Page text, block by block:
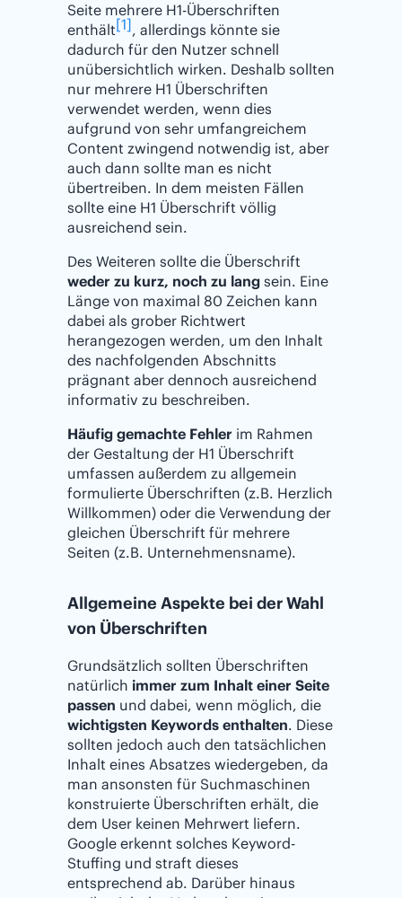
Seite mehrere H1-Überschriften
enthält[1], allerdings könnte sie
dadurch für den Nutzer schnell
unübersichtlich wirken. Deshalb sollten
nur mehrere H1 Überschriften
verwendet werden, wenn dies
aufgrund von sehr umfangreichem
Content zwingend notwendig ist, aber
auch dann sollte man es nicht
übertreiben. In dem meisten Fällen
sollte eine H1 Überschrift völlig
ausreichend sein.
Des Weiteren sollte die Überschrift
weder zu kurz, noch zu lang sein. Eine
Länge von maximal 80 Zeichen kann
dabei als grober Richtwert
herangezogen werden, um den Inhalt
des nachfolgenden Abschnitts
prägnant aber dennoch ausreichend
informativ zu beschreiben.
Häufig gemachte Fehler im Rahmen
der Gestaltung der H1 Überschrift
umfassen außerdem zu allgemein
formulierte Überschriften (z.B. Herzlich
Willkommen) oder die Verwendung der
gleichen Überschrift für mehrere
Seiten (z.B. Unternehmensname).
Allgemeine Aspekte bei der Wahl
von Überschriften
Grundsätzlich sollten Überschriften
natürlich immer zum Inhalt einer Seite
passen und dabei, wenn möglich, die
wichtigsten Keywords enthalten. Diese
sollten jedoch auch den tatsächlichen
Inhalt eines Absatzes wiedergeben, da
man ansonsten für Suchmaschinen
konstruierte Überschriften erhält, die
dem User keinen Mehrwert liefern.
Google erkennt solches Keyword-
Stuffing und straft dieses
entsprechend ab. Darüber hinaus